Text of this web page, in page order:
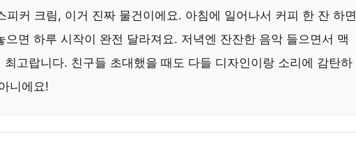
커 크림, 이거 진짜 물건이에요. 아침에 일어나서 커피 한 잔 하면
으면 하루 시작이 완전 달라져요. 저녁엔 잔잔한 음악 들으면서 맥
고랍니다. 친구들 초대했을 때도 다들 디자인이랑 소리에 감탄하
니에요!